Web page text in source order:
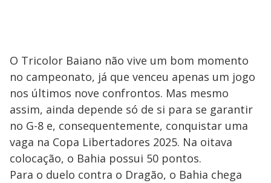
O Tricolor Baiano não vive um bom momento
no campeonato, já que venceu apenas um jogo
nos últimos nove confrontos. Mas mesmo
assim, ainda depende só de si para se garantir
no G-8 e, consequentemente, conquistar uma
vaga na Copa Libertadores 2025. Na oitava
colocação, o Bahia possui 50 pontos.
Para o duelo contra o Dragão, o Bahia chega